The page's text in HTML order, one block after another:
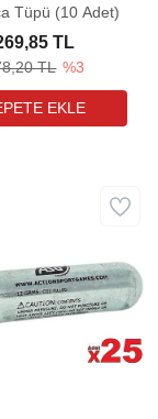
Tüpü (10 Adet)
TL %3
TL